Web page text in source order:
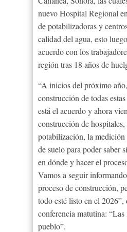
nuevo Hospital Regional
de potabilizadoras y
calidad del agua, esto
acuerdo con los
región tras 18 años de
“A inicios del próximo
construcción de todas
está el acuerdo y ahora
construcción de hospitales,
potabilización, la
de suelo para poder saber
en dónde y hacer el
Vamos a seguir
proceso de construcción,
todo esté listo en el 2026”,
conferencia matutina: “Las
pueblo”.